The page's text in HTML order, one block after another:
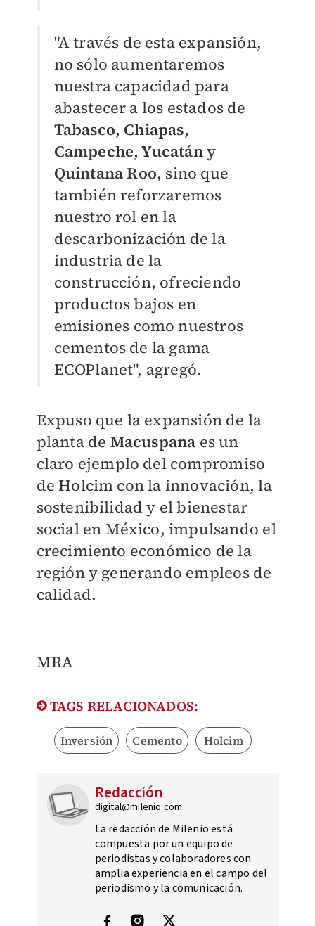
"A través de esta expansión,
no sólo aumentaremos
nuestra capacidad para
abastecer a los estados de
Tabasco, Chiapas,
Campeche, Yucatán y
Quintana Roo, sino que
también reforzaremos
nuestro rol en la
descarbonización de la
industria de la
construcción, ofreciendo
productos bajos en
emisiones como nuestros
cementos de la gama
ECOPlanet", agregó.
Expuso que la expansión de la
planta de Macuspana es un
claro ejemplo del compromiso
de Holcim con la innovación, la
sostenibilidad y el bienestar
social en México, impulsando el
crecimiento económico de la
región y generando empleos de
calidad.
MRA
TAGS RELACIONADOS:
Inversión Cemento Holcim
Redacción
digital@milenio.com
La redacción de Milenio está
compuesta por un equipo de
periodistas y colaboradores con
amplia experiencia en el campo del
periodismo y la comunicación.